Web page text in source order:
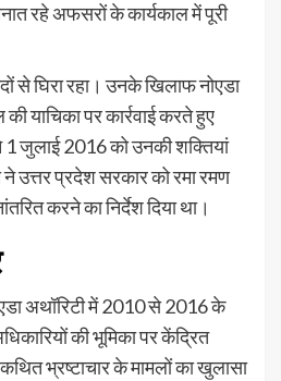
रहे अफसरों के कार्यकाल में पूरी
से घिरा रहा। उनके खिलाफ नोएडा
याचिका पर कार्रवाई करते हुए
1 जुलाई 2016 को उनकी शक्तियां
उत्तर प्रदेश सरकार को रमा रमण
करने का निर्देश दिया था।
अथॉरिटी में 2010 से 2016 के
की भूमिका पर केंद्रित
भ्रष्टाचार के मामलों का खुलासा